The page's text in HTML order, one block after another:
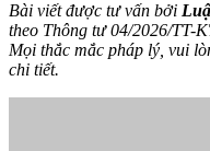
Bài viết được tư vấn bởi
theo Thông tư 04/2026/TT-
Mọi thắc mắc pháp lý, vui
chi tiết.